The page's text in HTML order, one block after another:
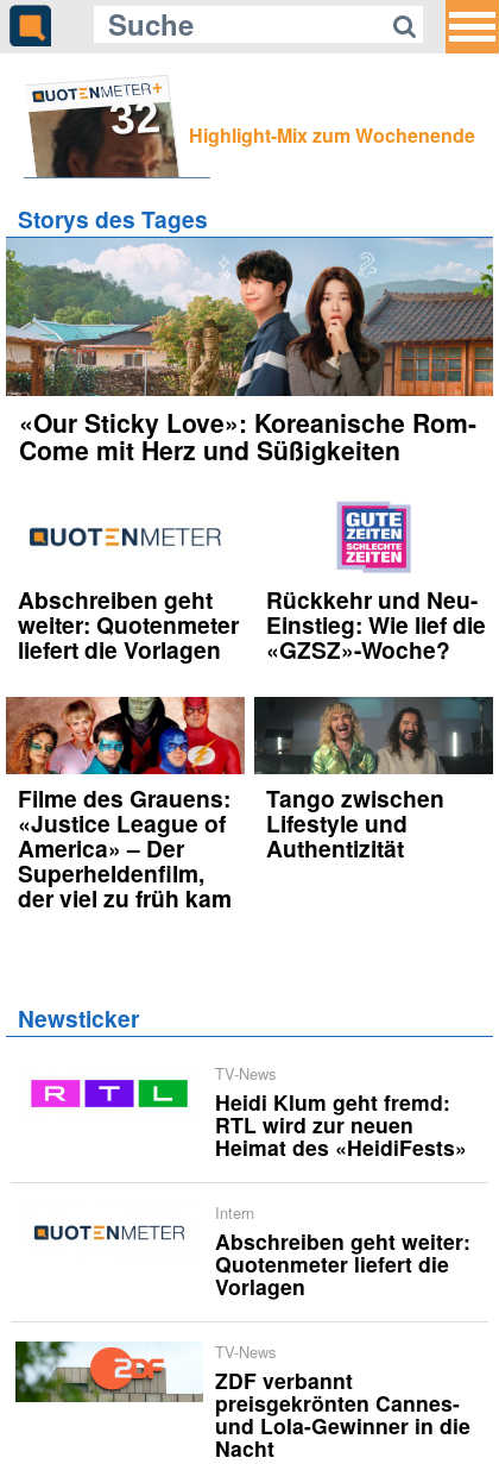
32 Highlight-Mix zum Wochenende
Storys des Tages
«Our Sticky Love»: Koreanische Rom-
Come mit Herz und Süßigkeiten
Abschreiben geht
weiter: Quotenmeter
liefert die Vorlagen
Rückkehr und Neu-
Einstieg: Wie lief die
«GZSZ»-Woche?
Filme des Grauens:
«Justice League of
America» – Der
Superheldenfilm,
der viel zu früh kam
Tango zwischen
Lifestyle und
Authentizität
Newsticker
TV-News
Heidi Klum geht fremd:
RTL wird zur neuen
Heimat des «HeidiFests»
Intern
Abschreiben geht weiter:
Quotenmeter liefert die
Vorlagen
TV-News
ZDF verbannt
preisgekrönten Cannes-
und Lola-Gewinner in die
Nacht